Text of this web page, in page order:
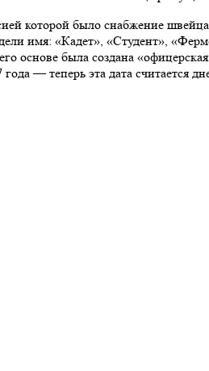
которой было снабжение
имя: «Кадет», «Студент»,
основе была создана
— теперь эта дата считается